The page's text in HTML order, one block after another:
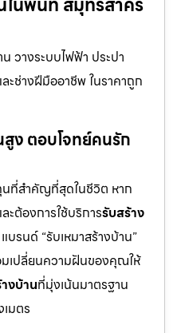
วางระบบไฟฟ้า ประปา
ะช่างฝีมืออาชีพ ในราคาถูก
ง ตอบโจทย์คนรัก
ที่สำคัญที่สุดในชีวิต หาก
ะต้องการใช้บริการรับสร้าง
บรนด์ “รับเหมาสร้างบ้าน”
เปลี่ยนความฝันของคุณให้
งบ้านที่มุ่งเน้นมาตรฐาน
มตร